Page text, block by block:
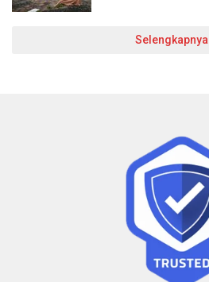
Selengkapnya